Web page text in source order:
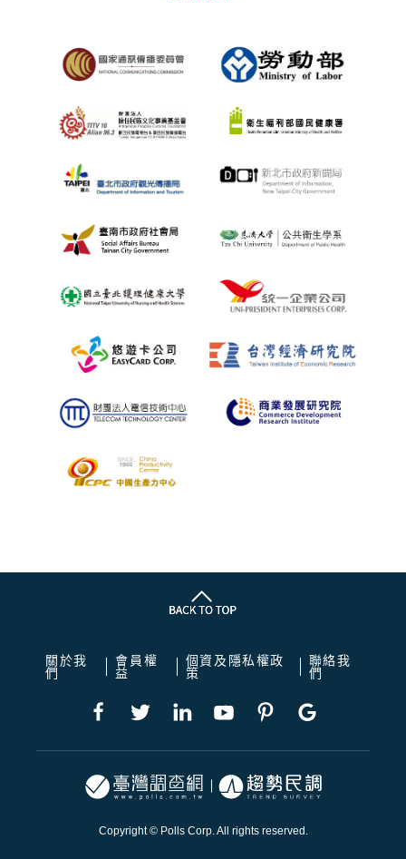
關於我
們
會員權
益
個資及隱私權政
策
聯絡我
們
Copyright © Polls Corp. All rights reserved.